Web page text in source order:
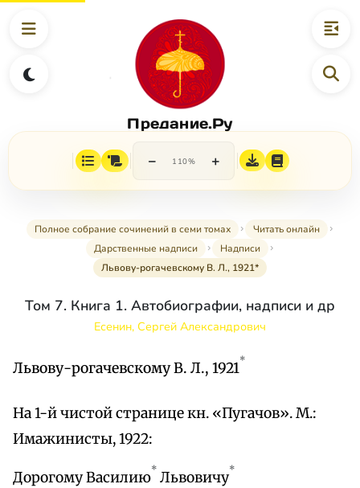
Предание.Ру
− 110% +
Полное собрание сочинений в семи томах
Читать онлайн
Дарственные надписи
Надписи
Львову-рогачевскому В. Л., 1921*
Том 7. Книга 1. Автобиографии, надписи и др
Есенин, Сергей Александрович
Львову-рогачевскому В. Л., 1921*
На 1-й чистой странице кн. «Пугачов». М.:
Имажинисты, 1922:
Дорогому Василию* Львовичу*